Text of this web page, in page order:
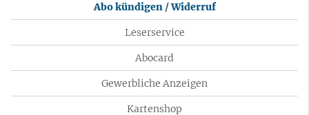
Abo kündigen / Widerruf
Leserservice
Abocard
Gewerbliche Anzeigen
Kartenshop